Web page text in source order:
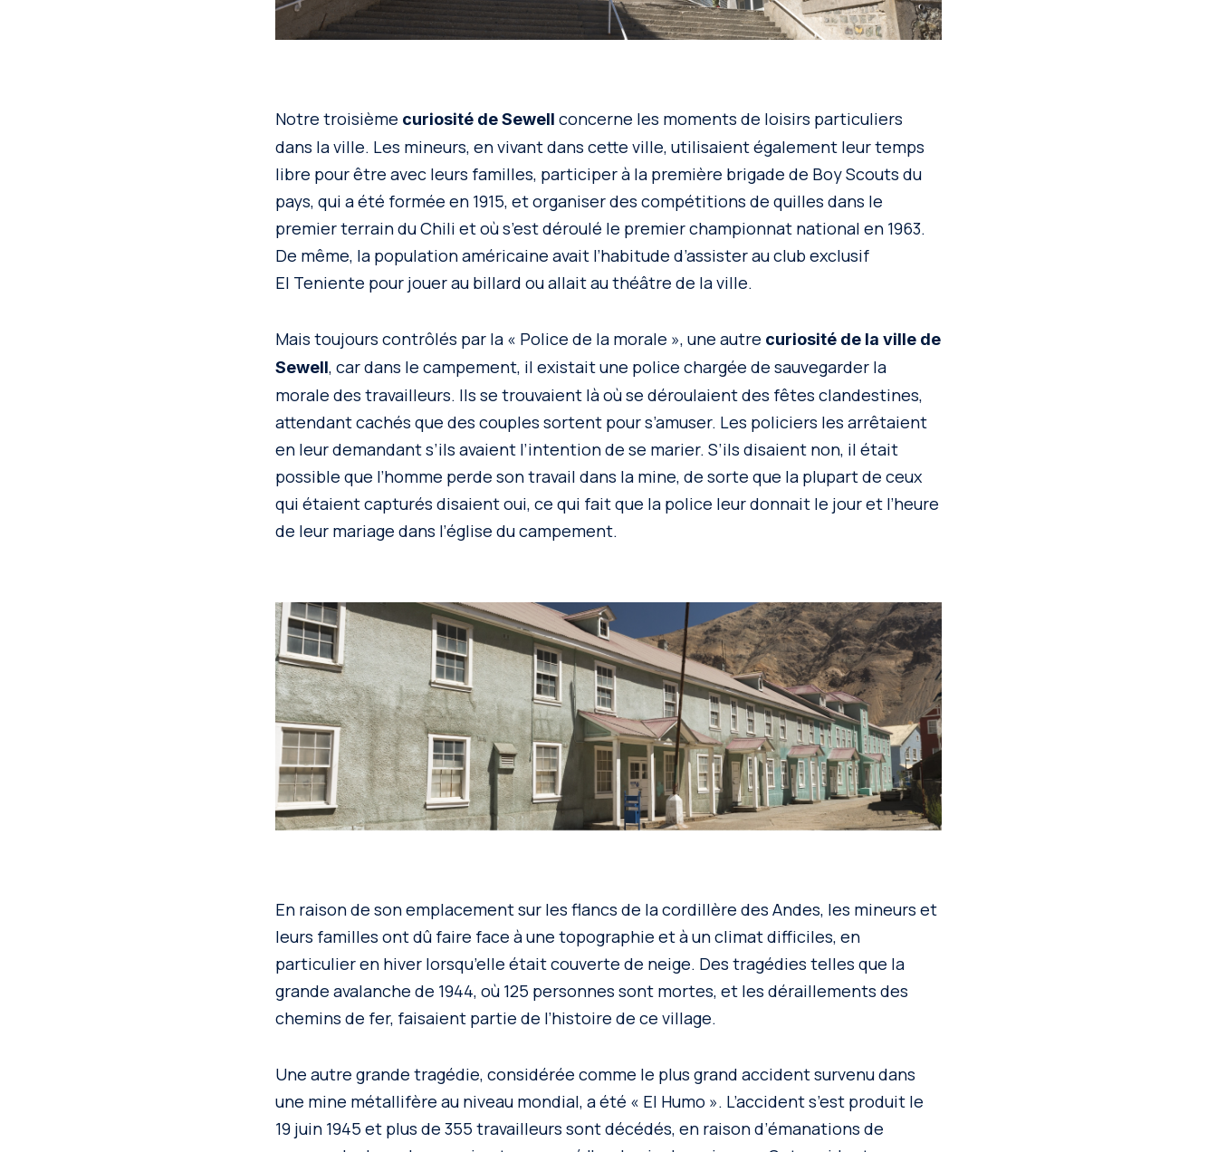
Notre troisième curiosité de Sewell concerne les moments de loisirs particuliers
dans la ville. Les mineurs, en vivant dans cette ville, utilisaient également leur temps
libre pour être avec leurs familles, participer à la première brigade de Boy Scouts du
pays, qui a été formée en 1915, et organiser des compétitions de quilles dans le
premier terrain du Chili et où s’est déroulé le premier championnat national en 1963.
De même, la population américaine avait l’habitude d’assister au club exclusif
El Teniente pour jouer au billard ou allait au théâtre de la ville.
Mais toujours contrôlés par la « Police de la morale », une autre curiosité de la ville de
Sewell, car dans le campement, il existait une police chargée de sauvegarder la
morale des travailleurs. Ils se trouvaient là où se déroulaient des fêtes clandestines,
attendant cachés que des couples sortent pour s’amuser. Les policiers les arrêtaient
en leur demandant s’ils avaient l’intention de se marier. S’ils disaient non, il était
possible que l’homme perde son travail dans la mine, de sorte que la plupart de ceux
qui étaient capturés disaient oui, ce qui fait que la police leur donnait le jour et l’heure
de leur mariage dans l’église du campement.
En raison de son emplacement sur les flancs de la cordillère des Andes, les mineurs et
leurs familles ont dû faire face à une topographie et à un climat difficiles, en
particulier en hiver lorsqu’elle était couverte de neige. Des tragédies telles que la
grande avalanche de 1944, où 125 personnes sont mortes, et les déraillements des
chemins de fer, faisaient partie de l’histoire de ce village.
Une autre grande tragédie, considérée comme le plus grand accident survenu dans
une mine métallifère au niveau mondial, a été « El Humo ». L’accident s’est produit le
19 juin 1945 et plus de 355 travailleurs sont décédés, en raison d’émanations de